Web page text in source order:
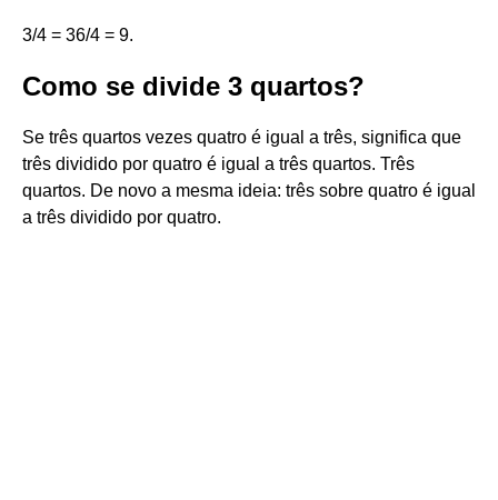
3/4 = 36/4 = 9.
Como se divide 3 quartos?
Se três quartos vezes quatro é igual a três, significa que
três dividido por quatro é igual a três quartos. Três
quartos. De novo a mesma ideia: três sobre quatro é igual
a três dividido por quatro.